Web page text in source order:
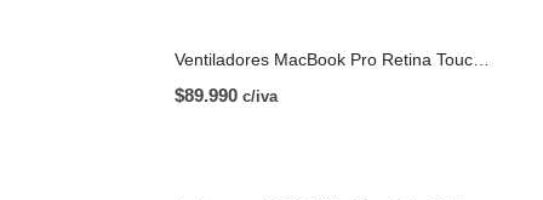
Ventiladores MacBook Pro Retina Touch Bar 13 | A1706 (2016)
$89.990 c/iva